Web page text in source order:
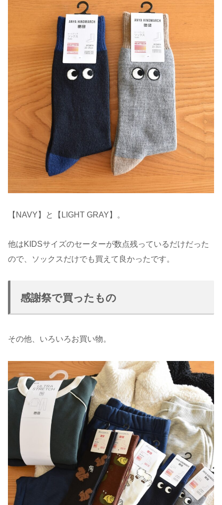
【NAVY】と【LIGHT GRAY】。
他はKIDSサイズのセーターが数点残っているだけだった
ので、ソックスだけでも買えて良かったです。
感謝祭で買ったもの
その他、いろいろお買い物。